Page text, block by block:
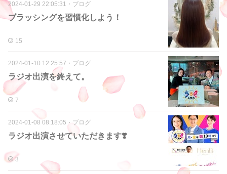
2024-01-29 22:05:31 ・ ブログ
ブラッシングを習慣化しよう！
15
2024-01-10 12:25:57 ・ ブログ
ラジオ出演を終えて。
7
2024-01-08 08:18:05 ・ ブログ
ラジオ出演させていただきます❣️
3